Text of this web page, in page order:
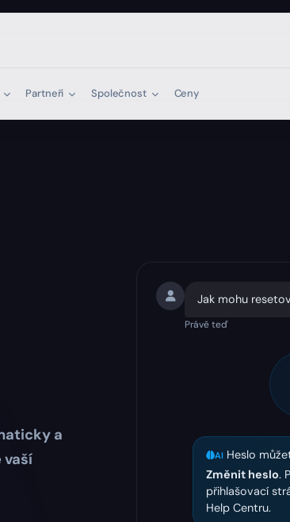
Partneři Společnost Ceny
a
vaší
Jak mohu
Právě teď
AI Heslo
Změnit heslo.
přihlašovací
Help Centru.